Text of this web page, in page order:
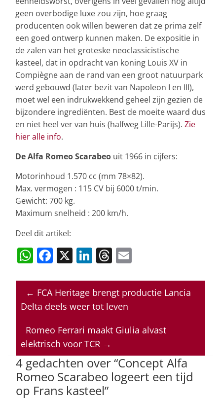
geen overbodige luxe zou zijn, hoe graag
producenten ook willen beweren dat ze prima zelf
een goed ontwerp kunnen maken. De expositie in
de zalen van het groteske neoclassicistische
kasteel, dat in opdracht van koning Louis XV in
Compiègne aan de rand van een groot natuurpark
werd gebouwd (later bezit van Napoleon I en III),
moet wel een indrukwekkend geheel zijn gezien de
bijzondere ingrediënten. Best de moeite waard dus
en niet heel ver van huis (halfweg Lille-Parijs). Zie
hier alle info.
De Alfa Romeo Scarabeo uit 1966 in cijfers:
Motorinhoud 1.570 cc (mm 78×82).
Max. vermogen : 115 CV bij 6000 t/min.
Gewicht: 700 kg.
Maximum snelheid : 200 km/h.
Deel dit artikel:
W
at
s
p
p
F
c
e
o
o
k
X Li
k
e
n
T
re
a
s
ai
l
← FCA Heritage brengt productie Lancia
Delta deels weer tot leven
Romeo Ferrari maakt Giulia alvast
elektrisch voor TCR →
4 gedachten over “Concept Alfa
Romeo Scarabeo logeert een tijd
op Frans kasteel”